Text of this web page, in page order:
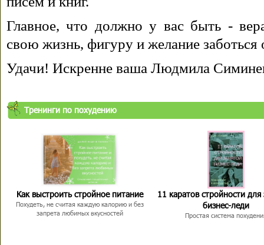
Главное, что должно у вас быть -
свою жизнь, фигуру и желание заботься
Удачи! Искренне ваша Людмила
Тренинги по похудению
Как выстроить стройное питание
Похудеть, не считая каждую калорию и без
запрета любимых вкусностей
11 каратов стройности для
бизнес-леди
Простая система